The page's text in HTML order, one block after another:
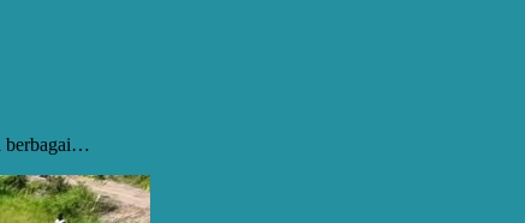
berbagai…